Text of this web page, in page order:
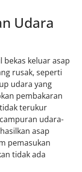
Udara
keluar asap
rusak, seperti
udara yang
pembakaran
terukur
udara-
asap
pemasukan
tidak ada